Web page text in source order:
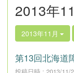
2013年
2013年11月
第13回北海道